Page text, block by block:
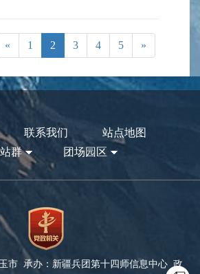
« 1 2 3 4 5 »
联系我们
站点地图
群
团场园区
市 承办：新疆兵团第十四师信息中心 政